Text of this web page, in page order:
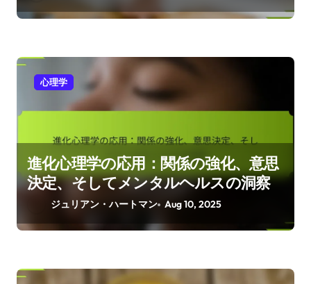
心理学
進化心理学の応用：関係の強化、意思
決定、そしてメンタルヘルスの洞察
ジュリアン・ハートマン Aug 10, 2025